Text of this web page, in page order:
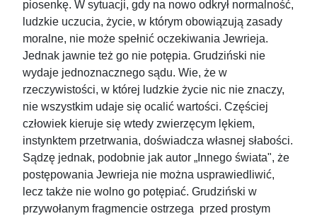
piosenkę. W sytuacji, gdy na nowo odkrył normalność,
ludzkie uczucia, życie, w którym obowiązują zasady
moralne, nie może spełnić oczekiwania Jewrieja.
Jednak jawnie też go nie potępia. Grudziński nie
wydaje jednoznacznego sądu. Wie, że w
rzeczywistości, w której ludzkie życie nic nie znaczy,
nie wszystkim udaje się ocalić wartości. Częściej
człowiek kieruje się wtedy zwierzęcym lękiem,
instynktem przetrwania, doświadcza własnej słabości.
Sądzę jednak, podobnie jak autor „Innego świata", że
postępowania Jewrieja nie można usprawiedliwić,
lecz także nie wolno go potępiać. Grudziński w
przywołanym fragmencie ostrzega przed prostym